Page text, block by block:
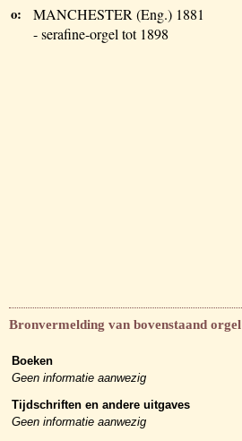
o:
MANCHESTER (Eng.) 1881
- serafine-orgel tot 1898
Bronvermelding van bovenstaand orgel
Boeken
Geen informatie aanwezig
Tijdschriften en andere uitgaves
Geen informatie aanwezig